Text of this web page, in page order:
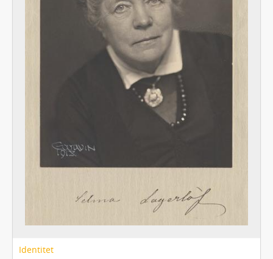
337 - BILDER
338 - NILS AFZELIUS LAGERLÖFMATERIAL
339 - VALBORG OLANDERS LAGERLÖFMATERIAL
340 - SELMA LAGERLÖF-SÄLLSKAPET
341 - SOPHIE ELKANS ANTECKNINGAR
Identitet